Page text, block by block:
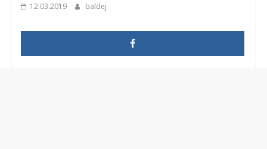
12.03.2019 baldej